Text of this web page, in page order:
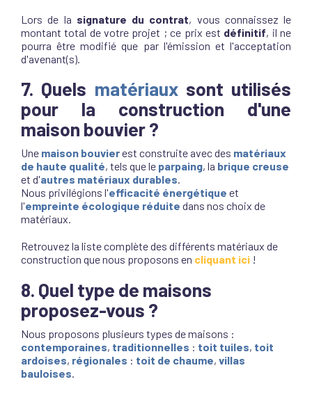
Lors de la signature du contrat, vous connaissez le
montant total de votre projet ; ce prix est définitif, il ne
pourra être modifié que par l'émission et l'acceptation
d'avenant(s).
7. Quels matériauxsont utilisés
pour la construction d'une
maison bouvier ?
Une maison bouvierest construite avec des matériaux
de haute qualité, tels que le parpaing, la brique creuse
et d'autres matériaux durables.
Nous privilégions l'efficacité énergétique et
l'empreinte écologique réduite dans nos choix de
matériaux.
Retrouvez la liste complète des différents matériaux de
construction que nous proposons en cliquant ici !
8. Quel type de maisons
proposez-vous ?
Nous proposons plusieurs types de maisons :
contemporaines, traditionnelles : toit tuiles, toit
ardoises, régionales : toit de chaume, villas
bauloises.